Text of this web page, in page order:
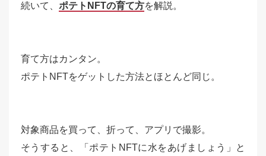
続いて、 ポテトNFTの育て方を解説。
育て方はカンタン。
ポテトNFTをゲットした方法とほとんど同じ。
対象商品を買って、折って、アプリで撮影。
そうすると、「ポテトNFTに水をあげましょう」と